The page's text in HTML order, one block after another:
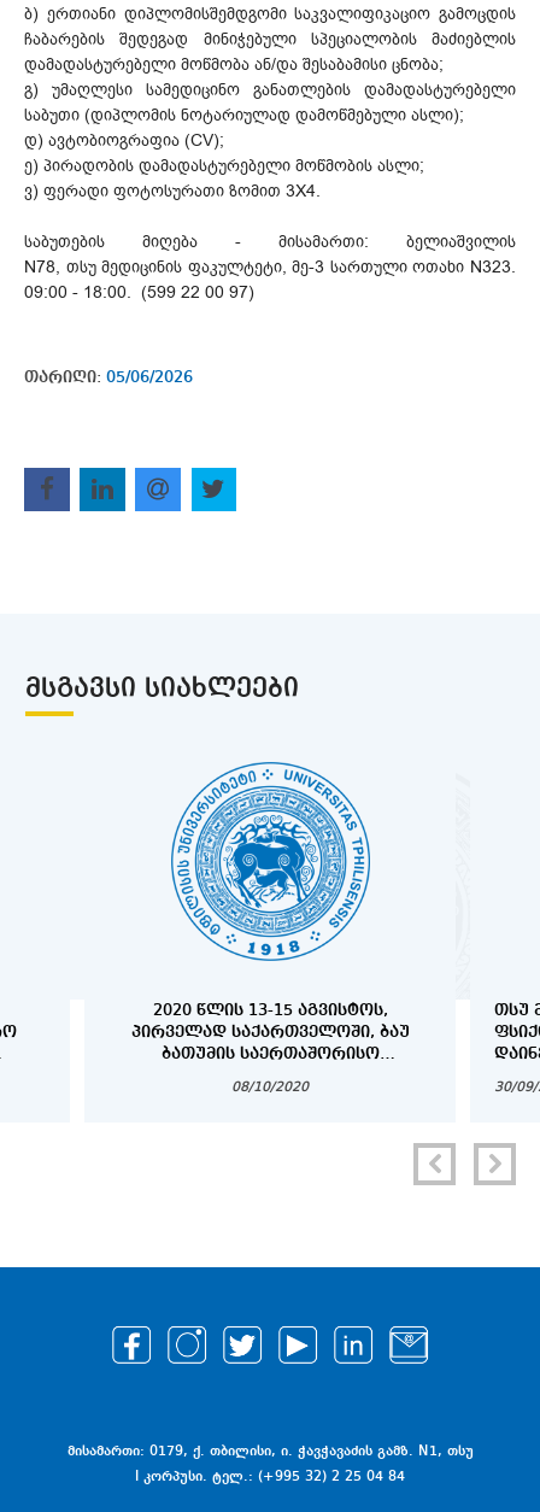
ბ) ერთიანი დიპლომისშემდგომი საკვალიფიკაციო გამოცდის
ჩაბარების შედეგად მინიჭებული სპეციალობის მაძიებლის
დამადასტურებელი მოწმობა ან/და შესაბამისი ცნობა;
გ) უმაღლესი სამედიცინო განათლების დამადასტურებელი
საბუთი (დიპლომის ნოტარიულად დამოწმებული ასლი);
დ) ავტობიოგრაფია (CV);
ე) პირადობის დამადასტურებელი მოწმობის ასლი;
ვ) ფერადი ფოტოსურათი ზომით 3X4.
საბუთების მიღება - მისამართი: ბელიაშვილის
N78, თსუ მედიცინის ფაკულტეტი, მე-3 სართული ოთახი N323.
09:00 - 18:00. (599 22 00 97)
თარიღი: 05/06/2026
ᲛᲡᲒᲐᲕᲡᲘ ᲡᲘᲐᲮᲚᲔᲔᲑᲘ
2020 ᲬᲚᲘᲡ 13-15 ᲐᲒᲕᲘᲡᲢᲝᲡ,
ᲞᲘᲠᲕᲔᲚᲐᲓ ᲡᲐᲥᲐᲠᲗᲕᲔᲚᲝᲨᲘ, ᲑᲐᲣ
ᲑᲐᲗᲣᲛᲘᲡ ᲡᲐᲔᲠᲗᲐᲨᲝᲠᲘᲡᲝ
ᲛᲔᲓᲘᲪᲘᲜᲘᲡ ᲤᲐᲙᲣᲚᲢᲔᲢᲘᲡ
08/10/2020
ᲗᲡᲣ
30/
მისამართი: 0179, ქ. თბილისი, ი. ჭავჭავაძის გამზ. N1, თსუ
I კორპუსი. ტელ.: (+995 32) 2 25 04 84